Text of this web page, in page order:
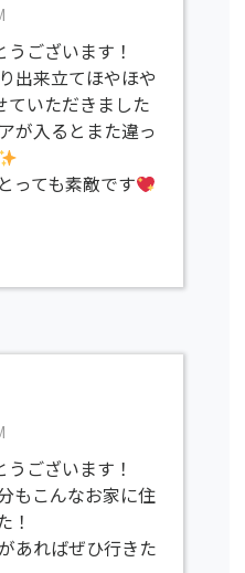
ございます！
出来立てほやほや
ていただきました
が入るとまた違っ
っても素敵です
ございます！
もこんなお家に住
！
あればぜひ行きた